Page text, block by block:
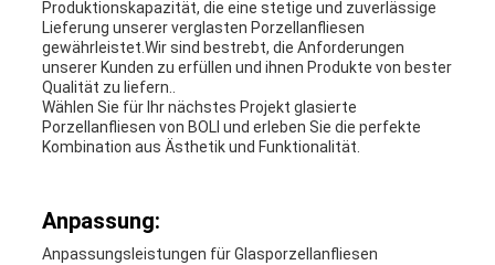
Produktionskapazität, die eine stetige und zuverlässige
Lieferung unserer verglasten Porzellanfliesen
gewährleistet.Wir sind bestrebt, die Anforderungen
unserer Kunden zu erfüllen und ihnen Produkte von bester
Qualität zu liefern..
Wählen Sie für Ihr nächstes Projekt glasierte
Porzellanfliesen von BOLI und erleben Sie die perfekte
Kombination aus Ästhetik und Funktionalität.
Anpassung:
Anpassungsleistungen für Glasporzellanfliesen